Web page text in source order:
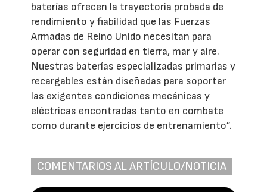
baterías ofrecen la trayectoria probada de
rendimiento y fiabilidad que las Fuerzas
Armadas de Reino Unido necesitan para
operar con seguridad en tierra, mar y aire.
Nuestras baterías especializadas primarias y
recargables están diseñadas para soportar
las exigentes condiciones mecánicas y
eléctricas encontradas tanto en combate
como durante ejercicios de entrenamiento”.
COMENTARIOS AL ARTÍCULO/NOTICIA